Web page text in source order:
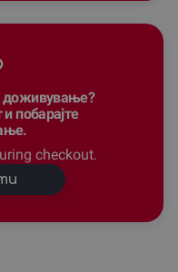
доживување?
побарајте
checkout.